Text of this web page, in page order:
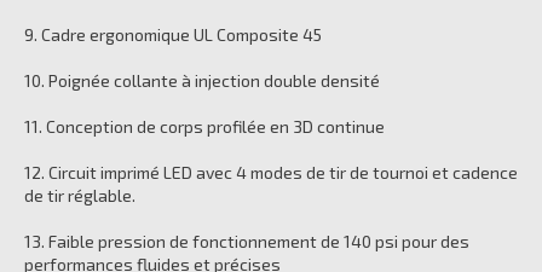
9. Cadre ergonomique UL Composite 45
10. Poignée collante à injection double densité
11. Conception de corps profilée en 3D continue
12. Circuit imprimé LED avec 4 modes de tir de tournoi et cadence
de tir réglable.
13. Faible pression de fonctionnement de 140 psi pour des
performances fluides et précises